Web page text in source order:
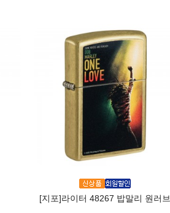
[지포]라이터 48267 밥말리 원러브